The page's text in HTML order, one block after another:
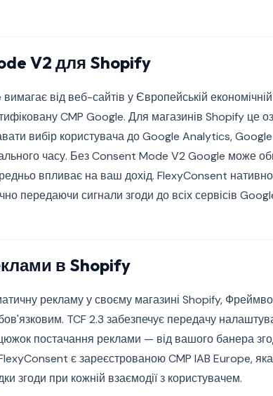
V2 для Shopify
від веб-сайтів у Європейській
CMP Google. Для магазинів Shopify це
вибір користувача до Google Analytics,
часу. Без Consent Mode V2 Google може
впливає на ваш дохід. FlexyConsent нативно
передаючи сигнали згоди до всіх сервісів
в Shopify
рекламу у своєму магазині Shopify,
TCF 2.3 забезпечує передачу
постачання реклами — від вашого банера
є зареєстрованою CMP IAB Europe,
згоди при кожній взаємодії з користувачем.